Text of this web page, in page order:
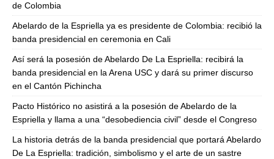
de Colombia
Abelardo de la Espriella ya es presidente de Colombia: recibió la
banda presidencial en ceremonia en Cali
Así será la posesión de Abelardo De La Espriella: recibirá la
banda presidencial en la Arena USC y dará su primer discurso
en el Cantón Pichincha
Pacto Histórico no asistirá a la posesión de Abelardo de la
Espriella y llama a una “desobediencia civil” desde el Congreso
La historia detrás de la banda presidencial que portará Abelardo
De La Espriella: tradición, simbolismo y el arte de un sastre